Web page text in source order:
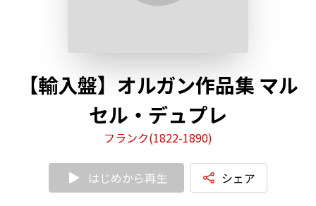
【輸入盤】オルガン作品集 マル
セル・デュプレ
フランク(1822-1890)
はじめから再生 シェア